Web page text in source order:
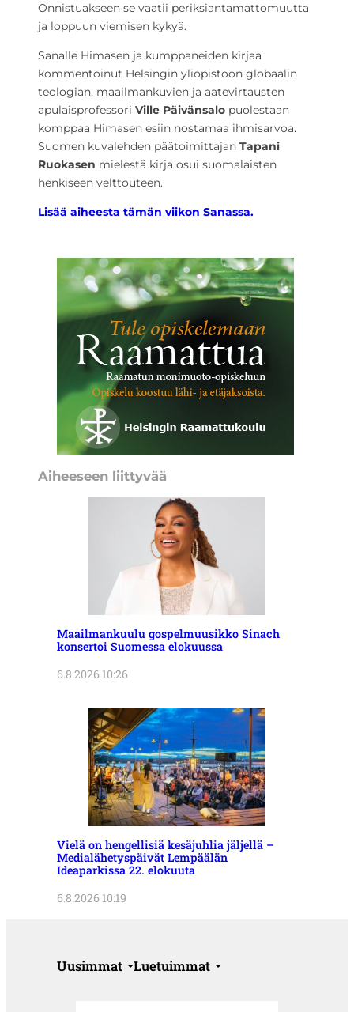
Onnistuakseen se vaatii periksiantamattomuutta
ja loppuun viemisen kykyä.
Sanalle Himasen ja kumppaneiden kirjaa
kommentoinut Helsingin yliopistoon globaalin
teologian, maailmankuvien ja aatevirtausten
apulaisprofessori Ville Päivänsalo puolestaan
komppaa Himasen esiin nostamaa ihmisarvoa.
Suomen kuvalehden päätoimittajan Tapani
Ruokasen mielestä kirja osui suomalaisten
henkiseen velttouteen.
Lisää aiheesta tämän viikon Sanassa.
Aiheeseen liittyvää
Maailmankuulu gospelmuusikko Sinach
konsertoi Suomessa elokuussa
6.8.2026 10:26
Vielä on hengellisiä kesäjuhlia jäljellä –
Medialähetyspäivät Lempäälän
Ideaparkissa 22. elokuuta
6.8.2026 10:19
Uusimmat Luetuimmat